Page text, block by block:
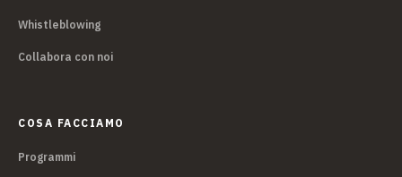
Whistleblowing
Collabora con noi
COSA FACCIAMO
Programmi